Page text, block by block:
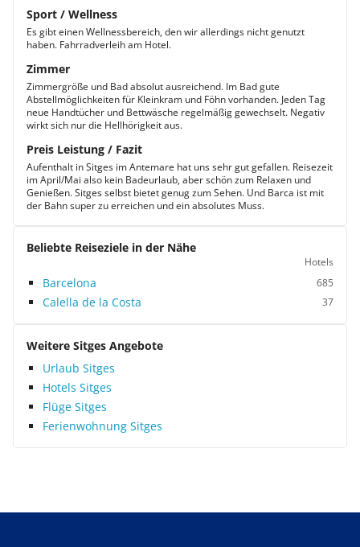
Sport / Wellness
Es gibt einen Wellnessbereich, den wir allerdings nicht genutzt
haben. Fahrradverleih am Hotel.
Zimmer
Zimmergröße und Bad absolut ausreichend. Im Bad gute
Abstellmöglichkeiten für Kleinkram und Föhn vorhanden. Jeden Tag
neue Handtücher und Bettwäsche regelmäßig gewechselt. Negativ
wirkt sich nur die Hellhörigkeit aus.
Preis Leistung / Fazit
Aufenthalt in Sitges im Antemare hat uns sehr gut gefallen. Reisezeit
im April/Mai also kein Badeurlaub, aber schön zum Relaxen und
Genießen. Sitges selbst bietet genug zum Sehen. Und Barca ist mit
der Bahn super zu erreichen und ein absolutes Muss.
Beliebte Reiseziele in der Nähe
Hotels
Barcelona 685
Calella de la Costa 37
Weitere Sitges Angebote
Urlaub Sitges
Hotels Sitges
Flüge Sitges
Ferienwohnung Sitges